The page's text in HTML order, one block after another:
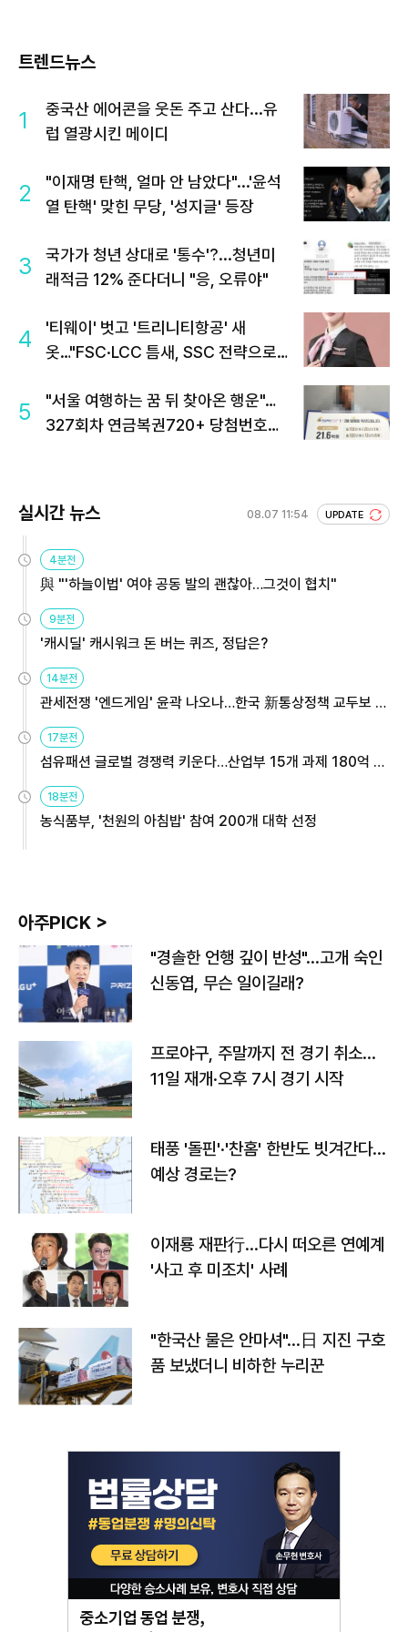
트렌드뉴스
1
중국산 에어콘을 웃돈 주고 산다...유
럽 열광시킨 메이디
2
"이재명 탄핵, 얼마 안 남았다"...'윤석
열 탄핵' 맞힌 무당, '성지글' 등장
3
국가가 청년 상대로 '통수'?...청년미
래적금 12% 준다더니 "응, 오류야"
4
'티웨이' 벗고 '트리니티항공' 새
옷…"FSC·LCC 틈새, SSC 전략으로
5
"서울 여행하는 꿈 뒤 찾아온 행운"…
327회차 연금복권720+ 당첨번호조
실시간 뉴스 08.07 11:54 UPDATE
4분전
與 "'하늘이법' 여야 공동 발의 괜찮아…그것이 협치"
9분전
'캐시딜' 캐시워크 돈 버는 퀴즈, 정답은?
14분전
관세전쟁 '엔드게임' 윤곽 나오나…한국 新통상정책 교두보 활
17분전
섬유패션 글로벌 경쟁력 키운다…산업부 15개 과제 180억 지
18분전
농식품부, '천원의 아침밥' 참여 200개 대학 선정
아주PICK >
"경솔한 언행 깊이 반성"…고개 숙인
신동엽, 무슨 일이길래?
프로야구, 주말까지 전 경기 취소…
11일 재개·오후 7시 경기 시작
태풍 '돌핀'·'찬홈' 한반도 빗겨간다…
예상 경로는?
이재룡 재판行…다시 떠오른 연예계
'사고 후 미조치' 사례
"한국산 물은 안마셔"…日 지진 구호
품 보냈더니 비하한 누리꾼